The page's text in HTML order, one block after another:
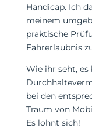
Handicap. Ich
meinem
praktische
Fahrerlaubnis
Wie ihr seht, es
bei den
Traum von
Es lohnt sich!